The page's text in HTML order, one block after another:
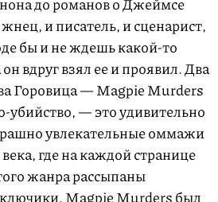
до романов о Джеймсе
и писатель, и сценарист,
бы и не ждешь какой-то
вдруг взял ее и проявил. Два
Горовица — Magpie Murders
убийство, — это удивительно
увлекательные оммажи
где на каждой странице
жанра рассыпаны
Magpie Murders был